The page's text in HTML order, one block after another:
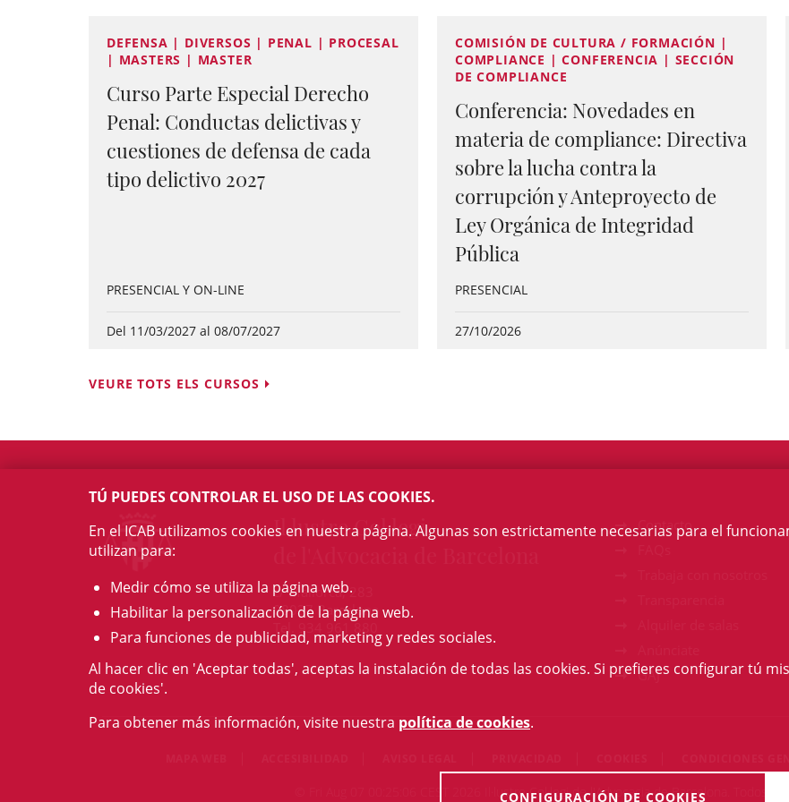
DEFENSA | DIVERSOS | PENAL | PROCESAL
| MASTERS | MASTER
Curso Parte Especial Derecho
Penal: Conductas delictivas y
cuestiones de defensa de cada
tipo delictivo 2027
PRESENCIAL Y ON-LINE
Del 11/03/2027 al 08/07/2027
COMISIÓN DE CULTURA / FORMACIÓN |
COMPLIANCE | CONFERENCIA | SECCIÓN
DE COMPLIANCE
Conferencia: Novedades en
materia de compliance: Directiva
sobre la lucha contra la
corrupción y Anteproyecto de
Ley Orgánica de Integridad
Pública
PRESENCIAL
27/10/2026
VEURE TOTS ELS CURSOS
Il·lustre Col·legi
c/ Mallorca, 283
08037 Barcelona
Tel. 934 961 880
Contacto
GAJ
© Fri Aug 07 00:25:06 CEST 2026 Il·lustre Col·legi de l'Advocacia de Barcelona. Todos
TÚ PUEDES CONTROLAR EL USO DE LAS COOKIES.
En el ICAB utilizamos cookies en nuestra página. Algunas son estrictamente necesarias para el
utilizan para:
Medir cómo se utiliza la página web.
Habilitar la personalización de la página web.
Para funciones de publicidad, marketing y redes sociales.
Al hacer clic en 'Aceptar todas', aceptas la instalación de todas las cookies. Si prefieres configurar tú
de cookies'.
Para obtener más información, visite nuestra política de cookies.
CONFIGURACIÓN DE COOKIES